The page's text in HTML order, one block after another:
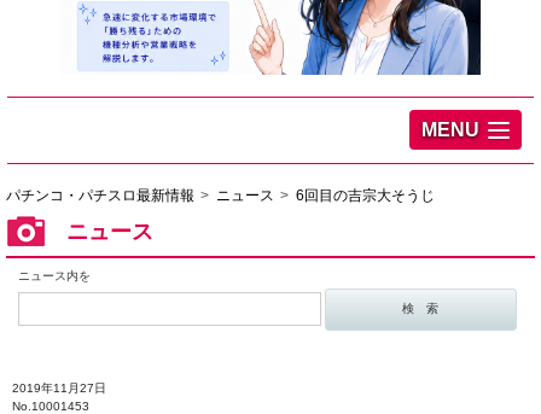
MENU
パチンコ・パチスロ最新情報 ニュース 6回目の吉宗大そうじ
ニュース
ニュース内を
2019年11月27日
No.10001453